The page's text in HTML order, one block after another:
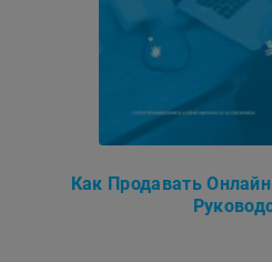
Как Продавать